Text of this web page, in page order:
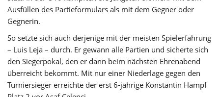
Ausfüllen des Partieformulars als mit dem Gegner oder
Gegnerin.
So setzte sich auch derjenige mit der meisten Spielerfahrung
– Luis Leja – durch. Er gewann alle Partien und sicherte sich
den Siegerpokal, den er dann beim nächsten Ehrenabend
überreicht bekommt. Mit nur einer Niederlage gegen den
Turniersieger erreichte der erst 6-jährige Konstantin Hampf